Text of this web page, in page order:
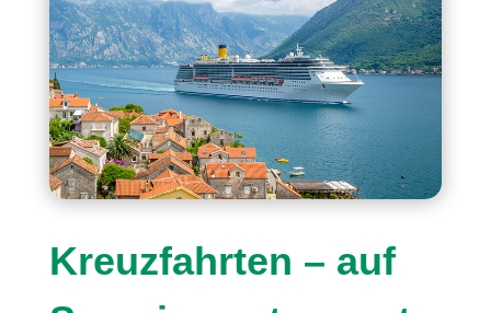
Kreuzfahrten – auf